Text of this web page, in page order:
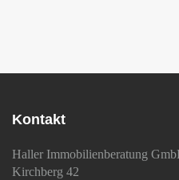
Kontakt
Haller Immobilienberatung
Kirchberg 42